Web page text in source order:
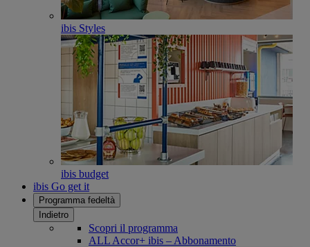
ibis Styles
ibis budget
ibis Go get it
Programma fedeltà
Indietro
Scopri il programma
ALL Accor+ ibis – Abbonamento